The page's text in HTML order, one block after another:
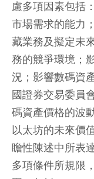
慮多項因素包括
市場需求的能力
藏業務及擬定未
務的競爭環境；
況；影響數碼資
國證券交易委員
碼資產價格的波
以太坊的未來價
瞻性陳述中所表
多項條件所規限